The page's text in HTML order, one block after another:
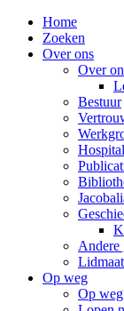
Home
Zoeken
Over ons
Over
Bestuur
Andere
Op weg
Op weg